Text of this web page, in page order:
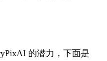
的潜力，下面是